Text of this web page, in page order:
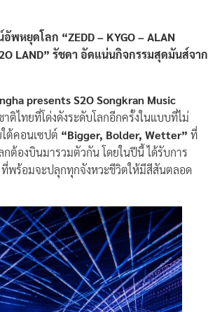
หยุดโลก “ZEDD – KYGO – ALAN
LAND” รัชดา อัดแน่นกิจกรรมสุดมันส์จาก
presents S2O Songkran Music
ไทยที่โด่งดังระดับโลกอีกครั้งในแบบที่ไม่
ต้คอนเซปต์ “Bigger, Bolder, Wetter” ที่
ต้องบินมารวมตัวกัน โดยในปีนี้ ได้รับการ
พร้อมจะปลุกทุกจังหวะชีวิตให้มีสีสันตลอด